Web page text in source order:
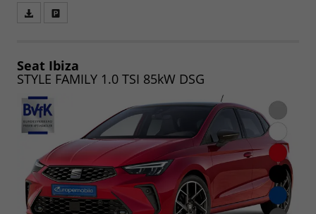
speichern/drucken
Seat Ibiza
STYLE FAMILY 1.0 TSI 85kW DSG